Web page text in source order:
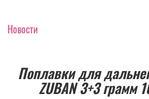
Новости
Поплавки для
ZUBAN 3+3 грамм